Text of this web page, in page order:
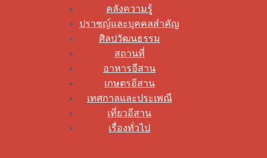
คลังความรู้
ปราชญ์และบุคคลสำคัญ
ศิลปวัฒนธรรม
สถานที่
อาหารอีสาน
เกษตรอีสาน
เทศกาลและประเพณี
เที่ยวอีสาน
เรื่องทั่วไป